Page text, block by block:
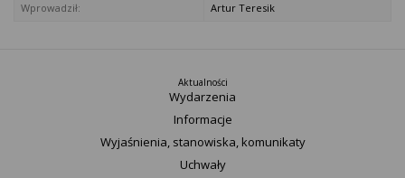
Wprowadził:
Artur Teresik
Aktualności
Wydarzenia
Informacje
Wyjaśnienia, stanowiska, komunikaty
Uchwały